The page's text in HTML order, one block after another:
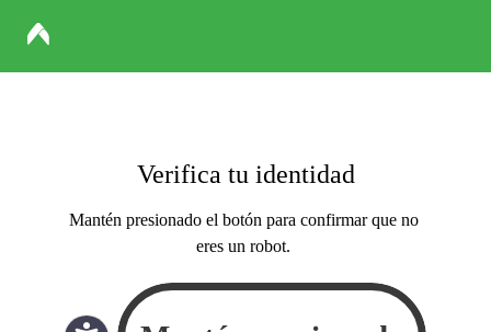
Verifica tu identidad
Mantén presionado el botón para confirmar que no
eres un robot.